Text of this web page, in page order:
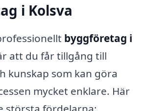
i Kolsva
byggföretag i
att du får tillgång till
kunskap som kan göra
mycket enklare. Här